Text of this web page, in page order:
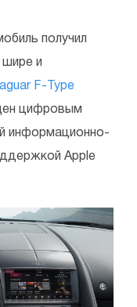
получил
шире и
F-Type
цифровым
информационно-
Apple